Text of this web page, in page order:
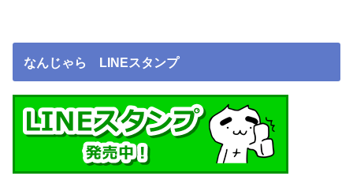
なんじゃら LINEスタンプ